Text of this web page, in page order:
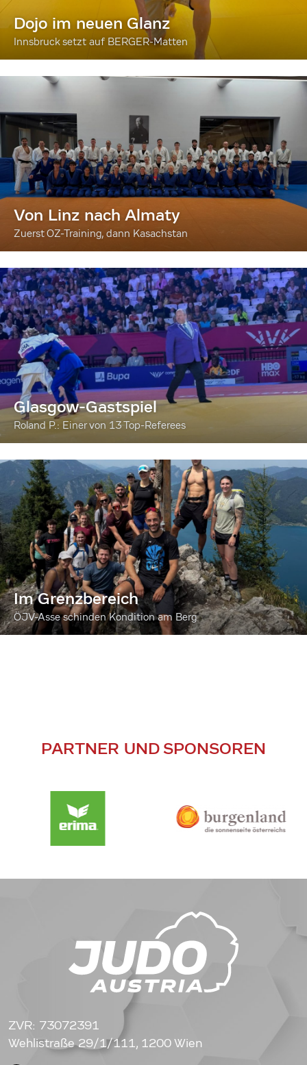
Dojo im neuen Glanz
Innsbruck setzt auf BERGER-Matten
Von Linz nach Almaty
Zuerst OZ-Training, dann Kasachstan
Glasgow-Gastspiel
Roland P.: Einer von 13 Top-Referees
Im Grenzbereich
ÖJV-Asse schinden Kondition am Berg
PARTNER UND SPONSOREN
ZVR: 73072391
Wehlistraße 29/1/111, 1200 Wien